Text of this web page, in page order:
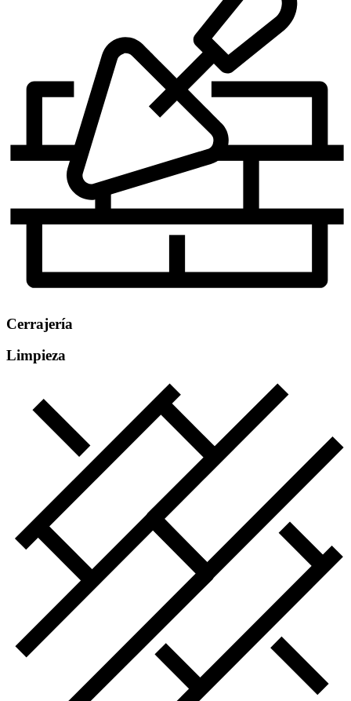
Cerrajería
Limpieza